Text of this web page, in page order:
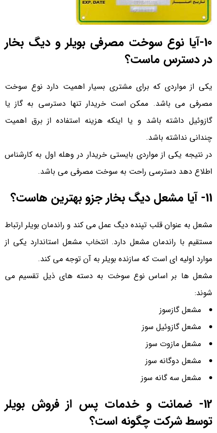
10-آیا نوع سوخت مصرفی بویلر و دیگ بخار
در دسترس ماست؟
یکی از مواردی که برای مشتری بسیار اهمیت دارد نوع سوخت
مصرفی می باشد. ممکن است خریدار تنها دسترسی به گاز یا
گازوئیل داشته باشد و یا اینکه هزینه استفاده از برق اهمیت
چندانی نداشته باشد.
در نتیجه یکی از مواردی بایستی خریدار در وهله اول به کارشناس
اطلاع دهد دسترسی راحت به سوخت مصرفی می باشد.
11- آیا مشعل دیگ بخار جزو بهترین هاست؟
مشعل به عنوان قلب تپنده دیگ عمل می کند و راندمان بویلر ارتباط
مستقیم با راندمان مشعل دارد. انتخاب مشعل استاندارد یکی از
موارد اولیه ای است که سازنده بویلر به آن توجه می کند.
مشعل ها بر اساس نوع سوخت به دسته های ذیل تقسیم می
شوند:
مشعل گازسوز
مشعل گازوئیل سوز
مشعل مازوت سوز
مشعل دوگانه سوز
مشعل سه گانه سوز
12- ضمانت و خدمات پس از فروش بویلر
توسط شرکت چگونه است؟